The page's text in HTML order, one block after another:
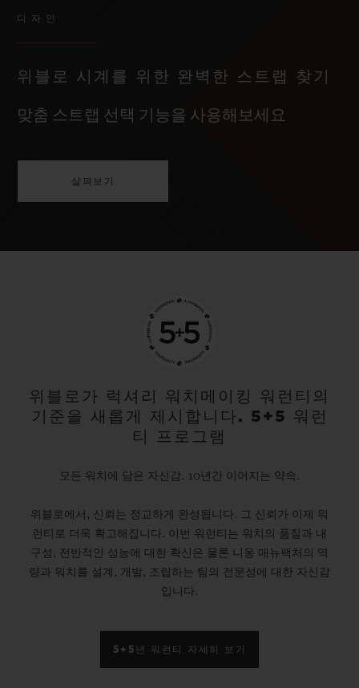
디자인
위블로 시계를 위한 완벽한 스트랩 찾기
맞춤 스트랩 선택 기능을 사용해보세요
살펴보기
위블로가 럭셔리 워치메이킹 워런티의
기준을 새롭게 제시합니다. 5+5 워런
티 프로그램
모든 워치에 담은 자신감. 10년간 이어지는 약속.
위블로에서, 신뢰는 정교하게 완성됩니다. 그 신뢰가 이제 워
런티로 더욱 확고해집니다. 이번 워런티는 워치의 품질과 내
구성, 전반적인 성능에 대한 확신은 물론 니옹 매뉴팩처의 역
량과 워치를 설계, 개발, 조립하는 팀의 전문성에 대한 자신감
입니다.
5+5년 워런티 자세히 보기